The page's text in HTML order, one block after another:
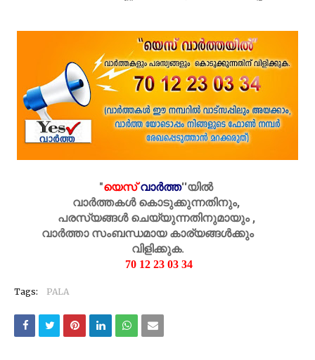
"യെസ് വാർത്ത''യിൽ
വാർത്തകൾ കൊടുക്കുന്നതിനും,
പരസ്യങ്ങൾ ചെയ്യുന്നതിനുമായും ,
വാർത്താ സംബന്ധമായ കാര്യങ്ങൾക്കും
വിളിക്കുക.
70 12 23 03 34
Tags: PALA